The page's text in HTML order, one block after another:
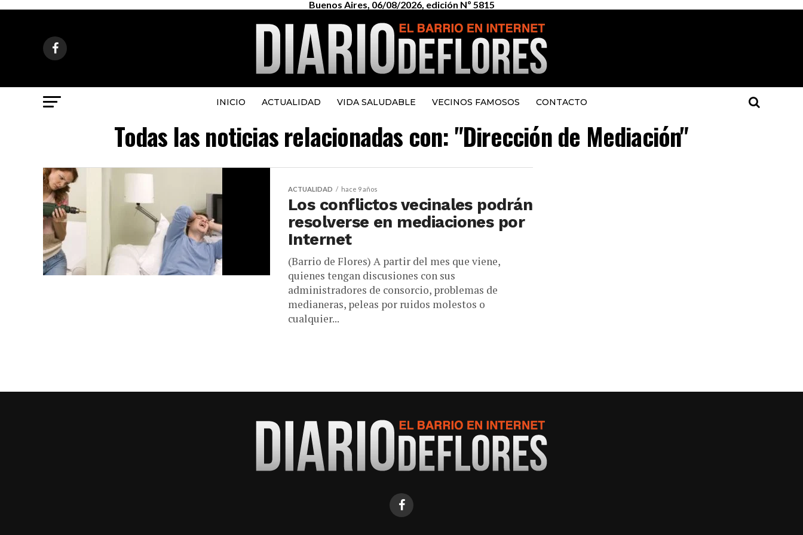
Buenos Aires, 06/08/2026, edición Nº 5815
INICIO ACTUALIDAD VIDA SALUDABLE VECINOS FAMOSOS CONTACTO
Todas las noticias relacionadas con: "Dirección de Mediación"
ACTUALIDAD hace 9 años
Los conflictos vecinales podrán
resolverse en mediaciones por
Internet
(Barrio de Flores) A partir del mes que viene,
quienes tengan discusiones con sus
administradores de consorcio, problemas de
medianeras, peleas por ruidos molestos o
cualquier...